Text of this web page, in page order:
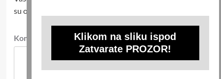
su označena sa
Komentar * (obavezno)Klikom na sliku ispod
Zatvarate PROZOR!